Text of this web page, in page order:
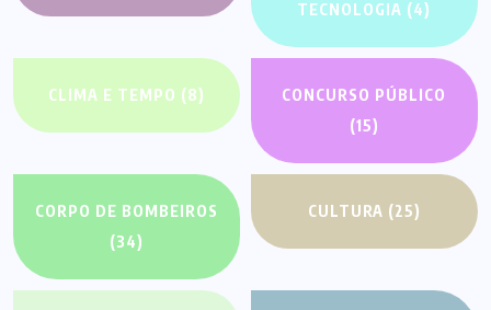
TECNOLOGIA (4)
CLIMA E TEMPO (8)
CONCURSO PÚBLICO
(15)
CORPO DE BOMBEIROS
(34)
CULTURA (25)